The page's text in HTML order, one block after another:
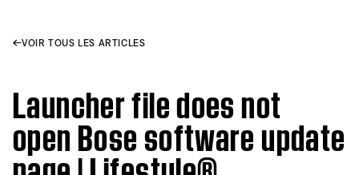
VOIR TOUS LES ARTICLES
Launcher file does not
open Bose software update
page | Lifestyle®